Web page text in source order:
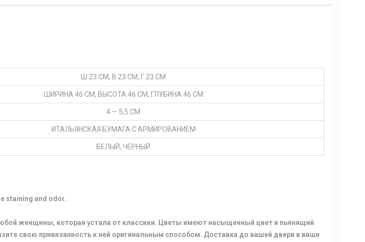
Ш 23 СМ, В 23 СМ, Г 23 СМ
ШИРИНА 46 СМ, ВЫСОТА 46 СМ, ГЛУБИНА 46 СМ
4 — 5,5 СМ
ИТАЛЬЯНСКАЯ БУМАГА С АРМИРОВАНИЕМ
БЕЛЫЙ, ЧЕРНЫЙ
staining and odor.
женщины, которая устала от классики. Цветы имеют насыщенный цвет и пьянящий
свою привязанность к ней оригинальным способом. Доставка до вашей двери в ваши